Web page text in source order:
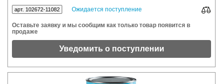
арт. 102672-11082 Ожидается поступление
Оставьте заявку и мы сообщим как только товар появится в
продаже
Уведомить о поступлении